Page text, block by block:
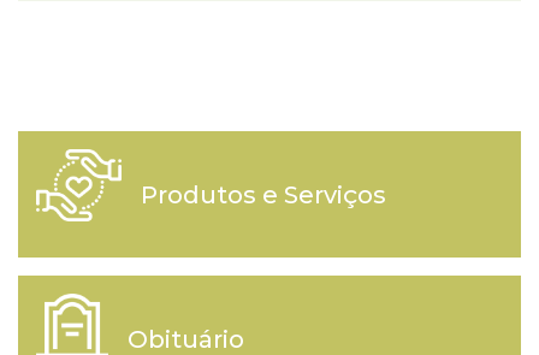
Produtos e Serviços
Obituário